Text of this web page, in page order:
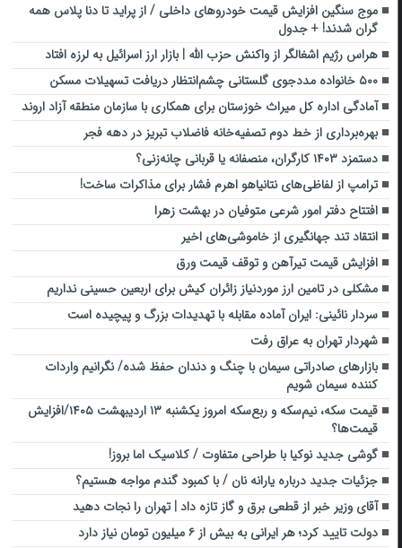
موج سنگین افزایش قیمت خودروهای داخلی / از پراید تا دنا پلاس همه
گران شدند! + جدول
هراس رژیم اشغالگر از واکنش حزب‌ الله | بازار ارز اسرائیل به لرزه افتاد
۵۰۰ خانواده مددجوی گلستانی چشم‌انتظار دریافت تسهیلات مسکن
آمادگی اداره کل میراث خوزستان برای همکاری با سازمان منطقه آزاد اروند
بهره‌برداری از خط دوم تصفیه‌خانه فاضلاب تبریز در دهه فجر
دستمزد ۱۴۰۳ کارگران، منصفانه یا قربانی چانه‌زنی؟
ترامپ از لفاظی‌های نتانیاهو اهرم فشار برای مذاکرات ساخت!
افتتاح دفتر امور شرعی متوفیان در بهشت زهرا
انتقاد تند جهانگیری از خاموشی‌های اخیر
افزایش قیمت تیرآهن و توقف قیمت ورق
مشکلی در تامین ارز موردنیاز زائران کیش برای اربعین حسینی نداریم
سردار نائینی: ایران آماده مقابله با تهدیدات بزرگ و پیچیده است
شهردار تهران به عراق رفت
بازار‌های صادراتی سیمان با چنگ و دندان حفظ شده/ نگرانیم واردات
کننده سیمان شویم
قیمت سکه، نیم‌سکه و ربع‌سکه امروز یکشنبه ۱۳ اردیبهشت ۱۴۰۵/افزایش
قیمت‌ها؟
گوشی جدید نوکیا با طراحی متفاوت / کلاسیک اما بروز!
جزئیات جدید درباره یارانه نان / با کمبود گندم مواجه هستیم؟
آقای وزیر خبر از قطعی برق و گاز تازه داد | تهران را نجات دهید
دولت تایید کرد؛ هر ایرانی به بیش از ۶ میلیون تومان نیاز دارد